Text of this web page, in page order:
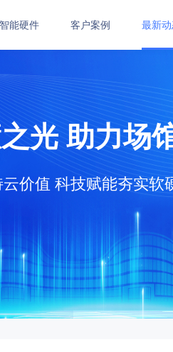
理系统 艺术培训管理系统
功能介绍
在线订购
智能硬件 客户案例 最新
光 助力场
价值 科技赋能夯实软